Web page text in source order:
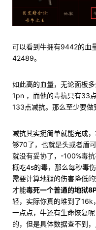
可以看到牛拥有9442的血
42489。
如此高的血量，无论面板
1pn ，而他的毒抗只有33
133点减抗。那么至少要做
减抗其实挺简单就能完成
够70了，也就是头或者盾
就没有妥协了，-100%毒
概吃4s的毒，那么每秒毒
需要计算地狱的伤害降低
才能毒死一个普通的地狱
轻，实际你真的堆到了16k
一点点，牛还有生命恢复
的，但是具体数据查不到